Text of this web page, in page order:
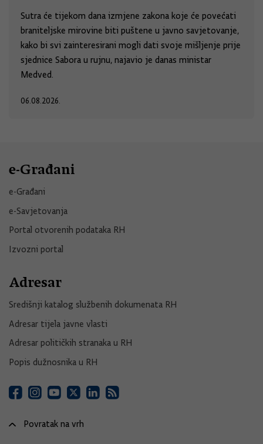
Sutra će tijekom dana izmjene zakona koje će povećati
braniteljske mirovine biti puštene u javno savjetovanje,
kako bi svi zainteresirani mogli dati svoje mišljenje prije
sjednice Sabora u rujnu, najavio je danas ministar
Medved.
06.08.2026.
e-Građani
e-Građani
e-Savjetovanja
Portal otvorenih podataka RH
Izvozni portal
Adresar
Središnji katalog službenih dokumenata RH
Adresar tijela javne vlasti
Adresar političkih stranaka u RH
Popis dužnosnika u RH
Povratak na vrh